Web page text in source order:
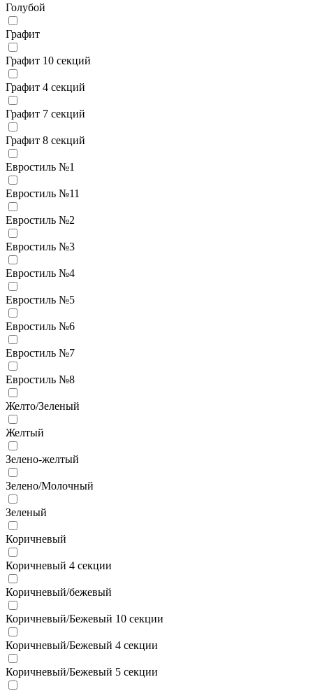
Голубой
Графит
Графит 10 секций
Графит 4 секций
Графит 7 секций
Графит 8 секций
Евростиль №1
Евростиль №11
Евростиль №2
Евростиль №3
Евростиль №4
Евростиль №5
Евростиль №6
Евростиль №7
Евростиль №8
Желто/Зеленый
Желтый
Зелено-желтый
Зелено/Молочный
Зеленый
Коричневый
Коричневый 4 секции
Коричневый/бежевый
Коричневый/Бежевый 10 секции
Коричневый/Бежевый 4 секции
Коричневый/Бежевый 5 секции